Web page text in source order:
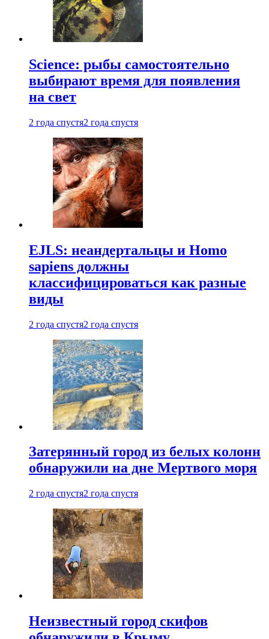
Science: рыбы самостоятельно
выбирают время для появления
на свет
2 года спустя2 года спустя
EJLS: неандертальцы и Homo
sapiens должны
классифицироваться как разные
виды
2 года спустя2 года спустя
Затерянный город из белых колонн
обнаружили на дне Мертвого моря
2 года спустя2 года спустя
Неизвестный город скифов